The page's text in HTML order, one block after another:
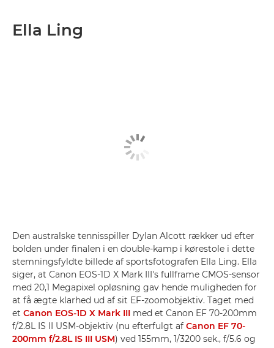
Ella Ling
Den australske tennisspiller Dylan Alcott rækker ud efter
bolden under finalen i en double-kamp i kørestole i dette
stemningsfyldte billede af sportsfotografen Ella Ling. Ella
siger, at Canon EOS-1D X Mark III's fullframe CMOS-sensor
med 20,1 Megapixel opløsning gav hende muligheden for
at få ægte klarhed ud af sit EF-zoomobjektiv. Taget med
et Canon EOS-1D X Mark III med et Canon EF 70-200mm
f/2.8L IS II USM-objektiv (nu efterfulgt af Canon EF 70-
200mm f/2.8L IS III USM) ved 155mm, 1/3200 sek., f/5.6 og